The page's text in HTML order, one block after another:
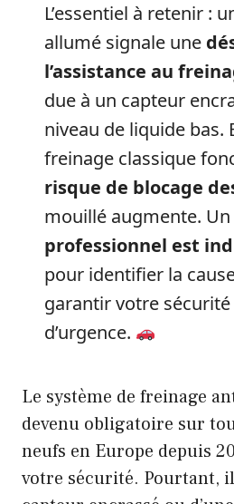
L’essentiel à retenir :
allumé signale une
l’assistance au
due à un capteur
niveau de liquide bas.
freinage classique
risque de blocage
mouillé augmente. Un
professionnel est
pour identifier la
garantir votre sécurité
d’urgence.
Le système de freinage
devenu obligatoire sur
neufs en Europe depuis
votre sécurité. Pourtant,